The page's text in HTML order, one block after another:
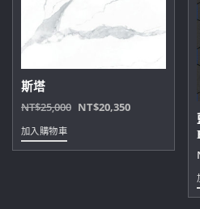
斯塔
NT$25,000 原
NT$20,350
加入購物車